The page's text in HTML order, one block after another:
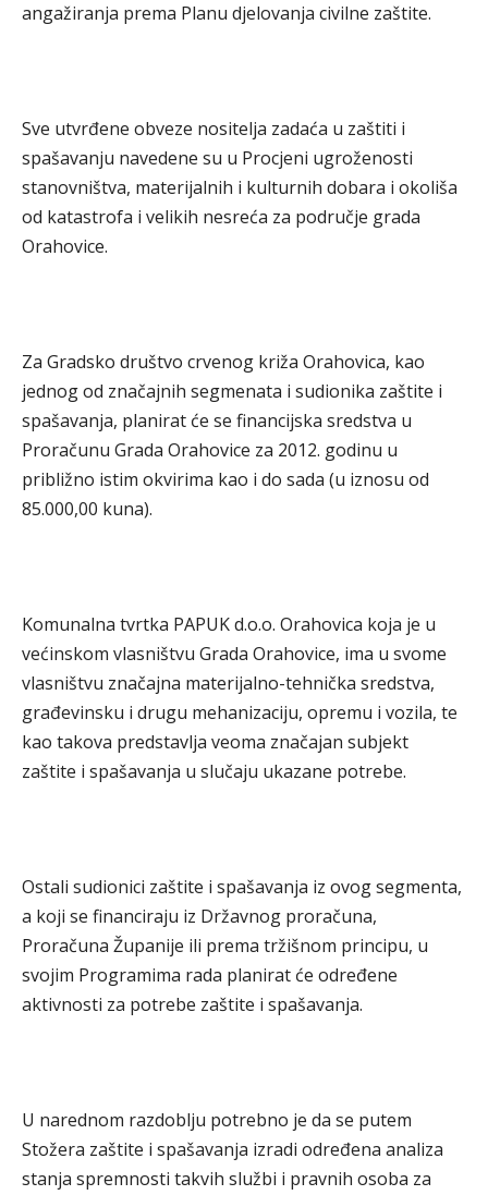
angažiranja prema Planu djelovanja civilne zaštite.
Sve utvrđene obveze nositelja zadaća u zaštiti i
spašavanju navedene su u Procjeni ugroženosti
stanovništva, materijalnih i kulturnih dobara i okoliša
od katastrofa i velikih nesreća za područje grada
Orahovice.
Za Gradsko društvo crvenog križa Orahovica, kao
jednog od značajnih segmenata i sudionika zaštite i
spašavanja, planirat će se financijska sredstva u
Proračunu Grada Orahovice za 2012. godinu u
približno istim okvirima kao i do sada (u iznosu od
85.000,00 kuna).
Komunalna tvrtka PAPUK d.o.o. Orahovica koja je u
većinskom vlasništvu Grada Orahovice, ima u svome
vlasništvu značajna materijalno-tehnička sredstva,
građevinsku i drugu mehanizaciju, opremu i vozila, te
kao takova predstavlja veoma značajan subjekt
zaštite i spašavanja u slučaju ukazane potrebe.
Ostali sudionici zaštite i spašavanja iz ovog segmenta,
a koji se financiraju iz Državnog proračuna,
Proračuna Županije ili prema tržišnom principu, u
svojim Programima rada planirat će određene
aktivnosti za potrebe zaštite i spašavanja.
U narednom razdoblju potrebno je da se putem
Stožera zaštite i spašavanja izradi određena analiza
stanja spremnosti takvih službi i pravnih osoba za